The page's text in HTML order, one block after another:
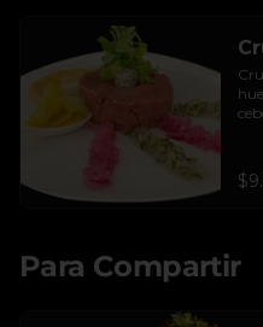
Para Compartir